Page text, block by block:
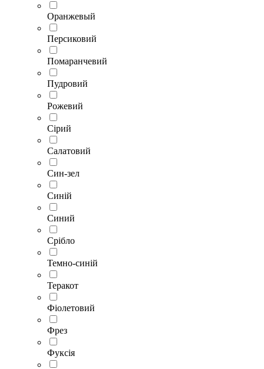
Оранжевый
Персиковий
Помаранчевий
Пудровий
Рожевий
Сірий
Салатовий
Син-зел
Синій
Синий
Срібло
Темно-синій
Теракот
Фіолетовий
Фрез
Фуксія